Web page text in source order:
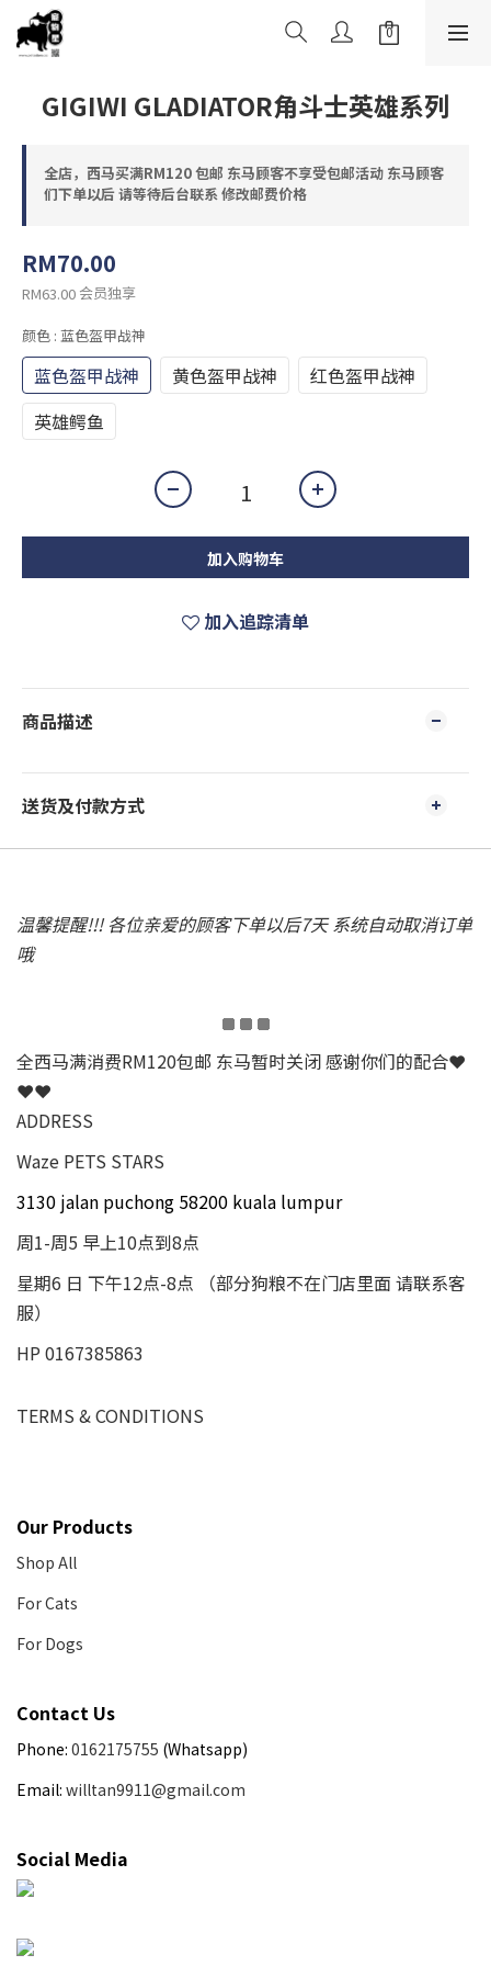
GIGIWI GLADIATOR角斗士英雄系列
全店，西马买满RM120 包邮 东马顾客不享受包邮活动 东马顾客
们下单以后 请等待后台联系 修改邮费价格
RM70.00
RM63.00 会员独享
颜色 : 蓝色盔甲战神
蓝色盔甲战神 黄色盔甲战神
红色盔甲战神
英雄鳄鱼
加入购物车
加入追踪清单
商品描述
送货及付款方式
温馨提醒!!! 各位亲爱的顾客下单以后7天 系统自动取消订单
哦
全西马满消费RM120包邮 东马暂时关闭 感谢你们的配合❤
❤❤
ADDRESS
Waze PETS STARS
3130 jalan puchong 58200 kuala lumpur
周1-周5 早上10点到8点
星期6 日 下午12点-8点 （部分狗粮不在门店里面 请联系客
服）
HP 0167385863
TERMS & CONDITIONS
Our Products
Shop All
For Cats
For Dogs
Contact Us
Phone: 0162175755 (Whatsapp)
Email: willtan9911@gmail.com
Social Media